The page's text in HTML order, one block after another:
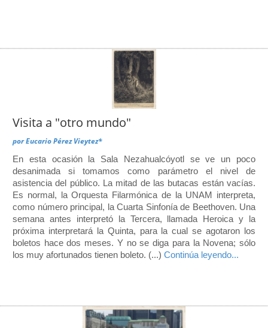
Visita a "otro mundo"
porEucario Pérez Vieytez*
En esta ocasión la Sala Nezahualcóyotl se ve un poco
desanimada si tomamos como parámetro el nivel de
asistencia del público. La mitad de las butacas están vacías.
Es normal, la Orquesta Filarmónica de la UNAM interpreta,
como número principal, la Cuarta Sinfonía de Beethoven. Una
semana antes interpretó la Tercera, llamada Heroica y la
próxima interpretará la Quinta, para la cual se agotaron los
boletos hace dos meses. Y no se diga para la Novena; sólo
los muy afortunados tienen boleto. (...) Continúa leyendo...